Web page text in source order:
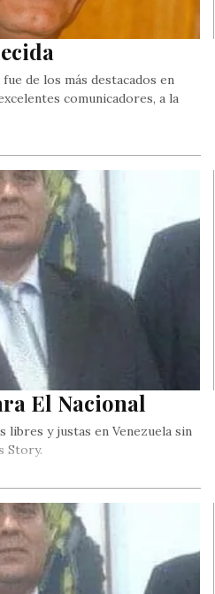
de los más destacados en
comunicadores, a la
El Nacional
libres y justas en Venezuela sin
Story.